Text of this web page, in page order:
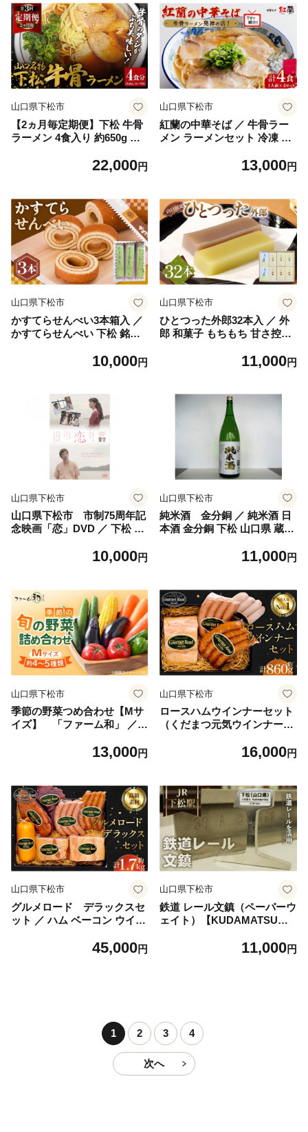
犬好き ペットと外出 愛犬と
の休日 犬の運動 広々ドッグ
ラン 起伏のあるドッグラン
屋外レジャー ペットと食事
ドッグラン利用券 犬連れスポ
ット 山口県 No.183
口 旨味 濃厚 だし 本格 お取
り寄せ 山口県 No.230
山口県下松市
【2ヵ月毎定期便】下松 牛骨
ラーメン 4食入り 約650g 全3
定期 至福の一杯 牛コツ 牛骨
山口 旨味 濃厚 だし 本格 お
取り寄せ 山口県 No.231
22,000円
山口県下松市
紅蘭の中華そば ／ 牛骨ラー
メン ラーメンセット 冷凍 本
コク深い 旨味 手軽調理 生麺
13,000円
山口県下松市
かすてらせんべい3本箱入 ／
かすてらせんべい 下松 銘菓
素朴 なつかしい おやつ スイ
菓子 山口県 特産品 No.008
10,000円
山口県下松市
ひとつった外郎32本入 ／ 外
郎 和菓子 もちもち 甘さ控え
ティータイム 手土産 常温配
No.009
11,000円
山口県下松市
山口県下松市 市制75周年記
念映画「恋」DVD ／ 下松 映
念映画 恋 映像作品 地域ドラ
寄せ 記念映像 観賞 山口県 N
o.017
10,000円
山口県下松市
純米酒 金分銅 ／ 純米酒 日
本酒 金分銅 下松 山口県 蔵元
温 飲みやすい 食中酒 ギフト
11,000円
山口県下松市
季節の野菜つめ合わせ【Mサ
イズ】 「ファーム和」 ／
せ 新鮮野菜 産地直送 おまか
菜 食べ比べ 料理好き サラダ
野菜 夏野菜 山里育ち 旬食材
ファミリー向け 山口県 No.03
2
13,000円
山口県下松市
ロースハムウインナーセット
（くだまつ元気ウインナー入
ー セット 食べ比べ 詰め合わ
品質 荒挽き ピリ辛 国産 手作
り 贈り物 冷蔵 グルメ 山口県
No.022
16,000円
山口県下松市
グルメロード デラックスセ
ット ／ ハム ベーコン ウイン
わせ ソーセージ 合鴨 スモー
45,000円
山口県下松市
鉄道 レール文鎮（ペーパーウ
ェイト）【KUDAMATSU】
ル 文鎮 ペーパーウエイト 下
44
11,000円
1 2 3 4
次へ